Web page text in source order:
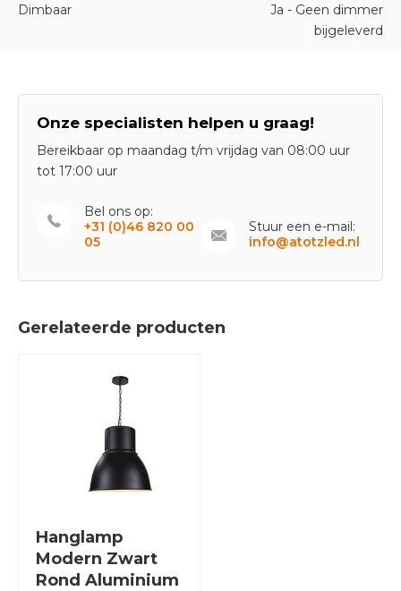
Dimbaar
Ja - Geen dimmer
bijgeleverd
Onze specialisten helpen u graag!
Bereikbaar op maandag t/m vrijdag van 08:00 uur
tot 17:00 uur
Bel ons op:
+31 (0)46 820 00
05
Stuur een e-mail:
info@atotzled.nl
Gerelateerde producten
Hanglamp
Modern Zwart
Rond Aluminium